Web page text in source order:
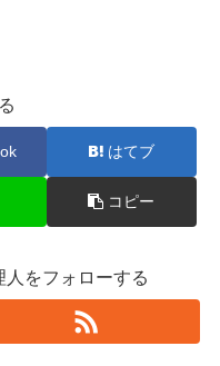
はてブ
コピー
をフォローする